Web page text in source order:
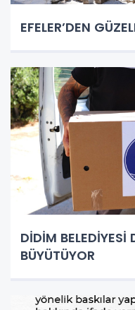
EFELER’DEN
DİDİM BELEDİYESİ
BÜYÜTÜYOR